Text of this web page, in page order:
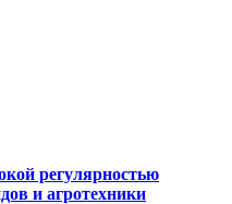
регулярностью
и агротехники